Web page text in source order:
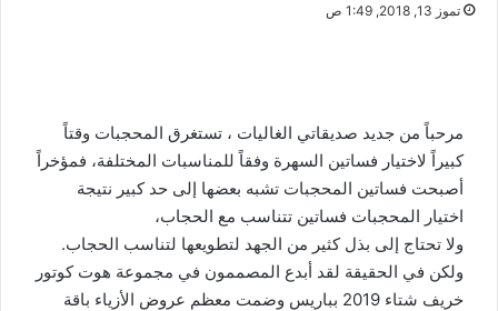
تموز 13, 2018, 1:49 ص
مرحباً من جديد صديقاتي الغاليات ، تستغرق المحجبات وقتاً
كبيراً لاختيار فساتين السهرة وفقاً للمناسبات المختلفة، فمؤخراً
أصبحت فساتين المحجبات تشبه بعضها إلى حد كبير نتيجة
اختيار المحجبات فساتين تتناسب مع الحجاب،
ولا تحتاج إلى بذل كثير من الجهد لتطويعها لتناسب الحجاب.
ولكن في الحقيقة لقد أبدع المصممون في مجموعة هوت كوتور
خريف شتاء 2019 بباريس وضمت معظم عروض الأزياء باقة